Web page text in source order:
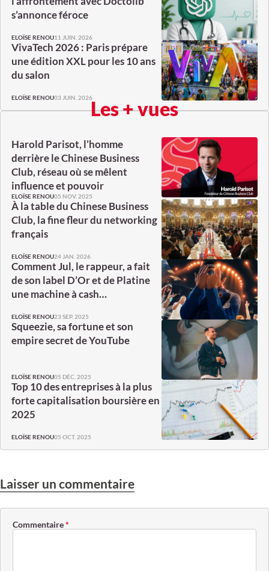
s’annonce féroce
ELOÏSE RENOU11 JUIN. 2026
VivaTech 2026 : Paris prépare
une édition XXL pour les 10 ans
du salon
ELOÏSE RENOU03 JUIN. 2026Les + vues
Harold Parisot, l’homme
derrière le Chinese Business
Club, réseau où se mêlent
influence et pouvoir
ELOÏSE RENOU05 NOV. 2025
À la table du Chinese Business
Club, la fine fleur du networking
français
ELOÏSE RENOU24 JAN. 2026
Comment Jul, le rappeur, a fait
de son label D’Or et de Platine
une machine à cash…
ELOÏSE RENOU23 SEP. 2025
Squeezie, sa fortune et son
empire secret de YouTube
ELOÏSE RENOU05 DÉC. 2025
Top 10 des entreprises à la plus
forte capitalisation boursière en
2025
ELOÏSE RENOU05 OCT. 2025
Laisser un commentaire
Commentaire*